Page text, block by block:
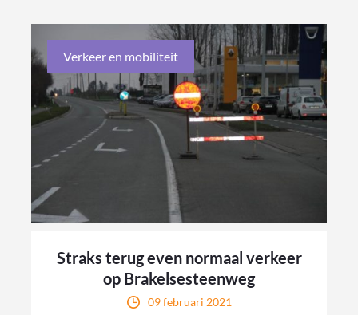
Verkeer en mobiliteit
Straks terug even normaal verkeer
op Brakelsesteenweg
09 februari 2021